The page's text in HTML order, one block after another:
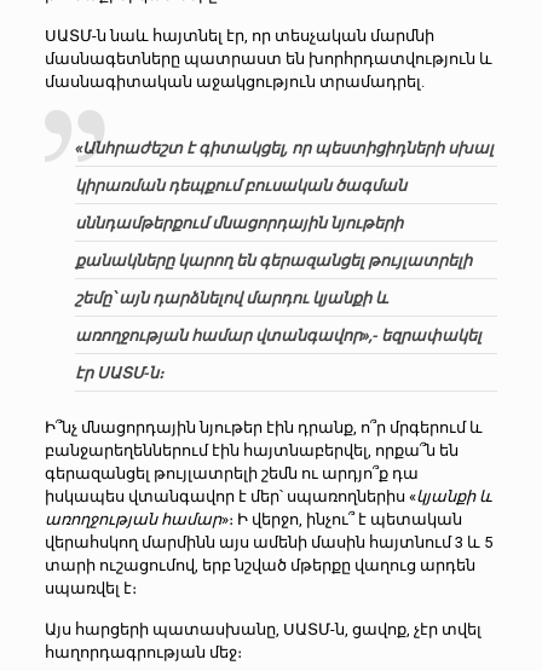
ՍԱՏՄ-ն նաև հայտնել էր, որ տեսչական մարմնի
մասնագետները պատրաստ են խորհրդատվություն և
մասնագիտական աջակցություն տրամադրել.
«Անհրաժեշտ է գիտակցել, որ պեստիցիդների սխալ
կիրառման դեպքում բուսական ծագման
սննդամթերքում մնացորդային նյութերի
քանակները կարող են գերազանցել թույլատրելի
շեմը՝ այն դարձնելով մարդու կյանքի և
առողջության համար վտանգավոր»,- եզրափակել
էր ՍԱՏՄ-ն։
Ի՞նչ մնացորդային նյութեր էին դրանք, ո՞ր մրգերում և
բանջարեղեններում էին հայտնաբերվել, որքա՞ն են
գերազանցել թույլատրելի շեմն ու արդյո՞ք դա
իսկապես վտանգավոր է մեր՝ սպառողներիս «կյանքի և
առողջության համար»։ Ի վերջո, ինչու՞ է պետական
վերահսկող մարմինն այս ամենի մասին հայտնում 3 և 5
տարի ուշացումով, երբ նշված մթերքը վաղուց արդեն
սպառվել է։
Այս հարցերի պատասխանը, ՍԱՏՄ-ն, ցավոք, չէր տվել
հաղորդագրության մեջ։